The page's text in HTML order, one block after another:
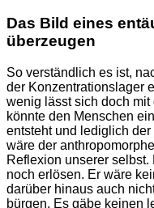
Das Bild eines
überzeugen
So verständlich es ist,
der Konzentrationslager
wenig lässt sich doch
könnte den Menschen
entsteht und lediglich
wäre der
Reflexion unserer
noch erlösen. Er wäre
darüber hinaus auch
bürgen. Es gäbe keinen